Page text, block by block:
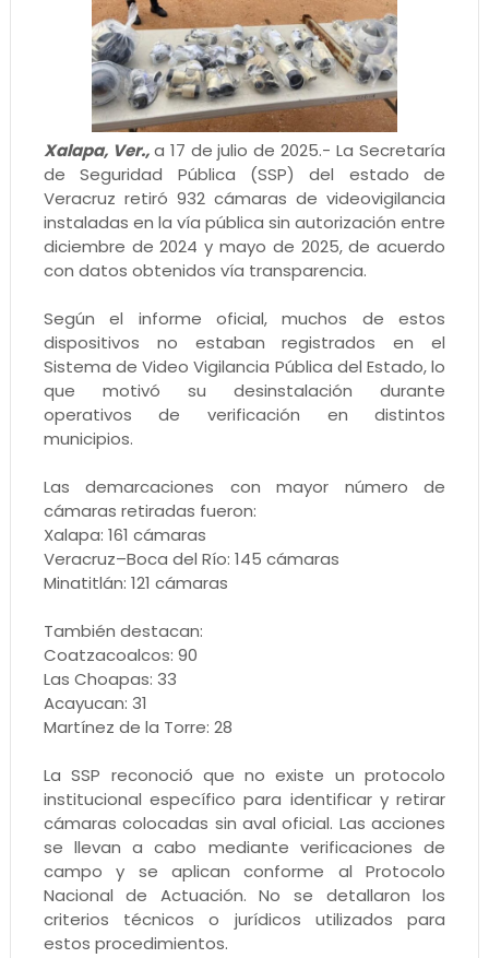
Xalapa, Ver.,a 17 de julio de 2025.- La Secretaría
de Seguridad Pública (SSP) del estado de
Veracruz retiró 932 cámaras de videovigilancia
instaladas en la vía pública sin autorización entre
diciembre de 2024 y mayo de 2025, de acuerdo
con datos obtenidos vía transparencia.
Según el informe oficial, muchos de estos
dispositivos no estaban registrados en el
Sistema de Video Vigilancia Pública del Estado, lo
que motivó su desinstalación durante
operativos de verificación en distintos
municipios.
Las demarcaciones con mayor número de
cámaras retiradas fueron:
Xalapa: 161 cámaras
Veracruz–Boca del Río: 145 cámaras
Minatitlán: 121 cámaras
También destacan:
Coatzacoalcos: 90
Las Choapas: 33
Acayucan: 31
Martínez de la Torre: 28
La SSP reconoció que no existe un protocolo
institucional específico para identificar y retirar
cámaras colocadas sin aval oficial. Las acciones
se llevan a cabo mediante verificaciones de
campo y se aplican conforme al Protocolo
Nacional de Actuación. No se detallaron los
criterios técnicos o jurídicos utilizados para
estos procedimientos.